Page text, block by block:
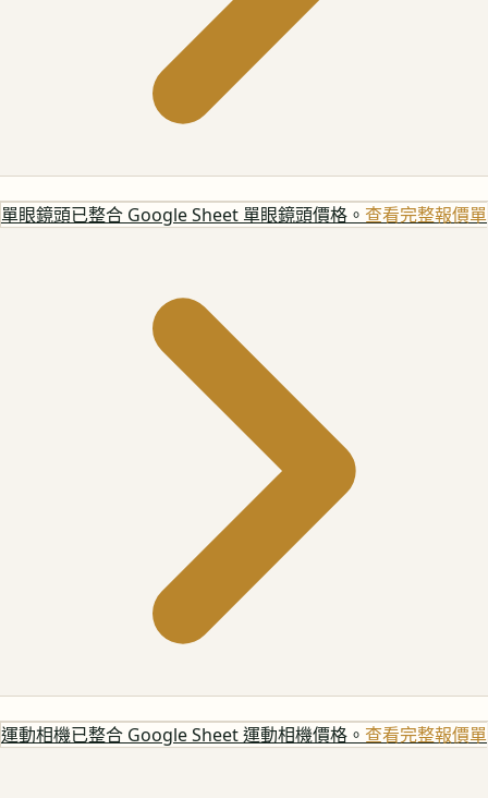
單眼鏡頭已整合 Google Sheet 單眼鏡頭價格。 查看完整報價單
運動相機已整合 Google Sheet 運動相機價格。 查看完整報價單